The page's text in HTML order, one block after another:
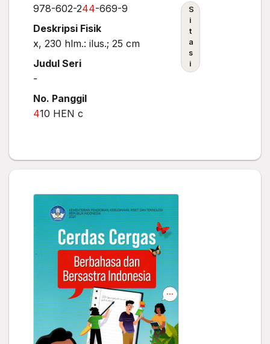
978-602-244-669-9
Deskripsi Fisik
x, 230 hlm.: ilus.; 25 cm
Judul Seri
-
No. Panggil
410 HEN c
S
i
t
a
s
i